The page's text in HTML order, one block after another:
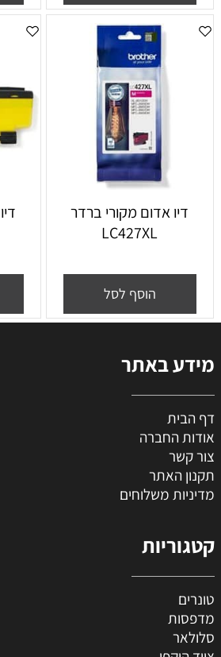
דיו אדום מקורי ברדר
LC427XL
הוסף לסל
מידע באתר
דף הבית
אודות החברה
צור קשר
תקנון האתר
מדיניות משלוחים
קטגוריות
טונרים
מדפסות
סלולאר